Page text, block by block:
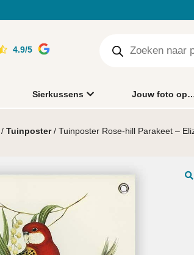
4.9/5
Sierkussens Jouw foto
/Tuinposter/ Tuinposter Rose-hill Parakeet –